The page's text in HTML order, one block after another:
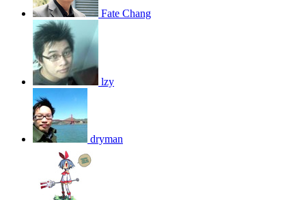
Fate Chang
lzy
dryman